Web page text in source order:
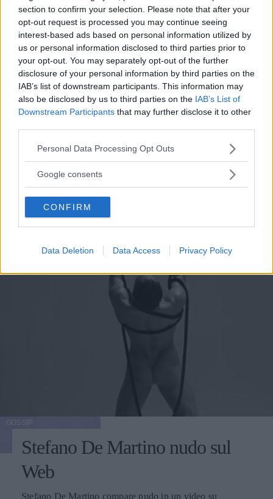
section to confirm your selection. Please note that after your
opt-out request is processed you may continue seeing
interest-based ads based on personal information utilized by
us or personal information disclosed to third parties prior to
your opt-out. You may separately opt-out of the further
disclosure of your personal information by third parties on the
IAB’s list of downstream participants. This information may
also be disclosed by us to third parties on the IAB’s List of
Downstream Participants that may further disclose it to other
Please note that this website/app uses one or more Google
not limited to your visit or usage behaviour. You may click to
use your data for below specified purposes in below Google
consent section.
Personal Data Processing Opt Outs
Google consents
CONFIRM
Data Deletion Data Access Privacy Policy
GOSSIP ITALIANO
Rivelazioni sul video a luci
rosse di Belen Rodriguez
Ospite di "Announo" Belen Rodriguez parla del suo
rapporto con internet e del video porno, ancora in
circolazione, che la vede come protagonista.
Stefano De Martino nudo sul
Web
Stefano De Martino compare nudo in un video su